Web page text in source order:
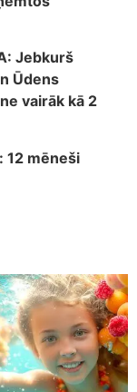
Jebkurš
Ūdens
vairāk kā 2
12 mēneši